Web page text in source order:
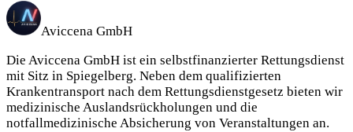
Aviccena GmbH
Die Aviccena GmbH ist ein selbstfinanzierter Rettungsdienst
mit Sitz in Spiegelberg. Neben dem qualifizierten
Krankentransport nach dem Rettungsdienstgesetz bieten wir
medizinische Auslandsrückholungen und die
notfallmedizinische Absicherung von Veranstaltungen an.